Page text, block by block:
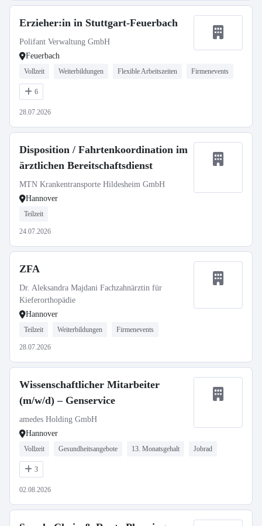
Erzieher:in in Stuttgart-Feuerbach
Polifant Verwaltung GmbH
Feuerbach
Vollzeit Weiterbildungen Flexible Arbeitszeiten Firmenevents
6
28.07.2026
Disposition / Fahrtenkoordination im
ärztlichen Bereitschaftsdienst
MTN Krankentransporte Hildesheim GmbH
Hannover
Teilzeit
24.07.2026
ZFA
Dr. Aleksandra Majdani Fachzahnärztin für
Kieferorthopädie
Hannover
Teilzeit Weiterbildungen Firmenevents
28.07.2026
Wissenschaftlicher Mitarbeiter
(m/w/d) – Genservice
amedes Holding GmbH
Hannover
Vollzeit Gesundheitsangebote 13. Monatsgehalt Jobrad
3
02.08.2026